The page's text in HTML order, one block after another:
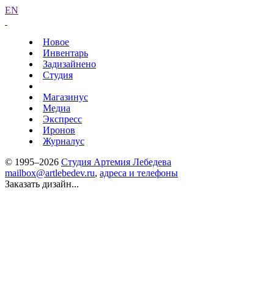
EN
Новое
Инвентарь
Задизайнено
Студия
Магазинус
Медиа
Экспресс
Иронов
Журналус
© 1995–2026 Студия Артемия Лебедева
mailbox@artlebedev.ru, адреса и телефоны
Заказать дизайн...